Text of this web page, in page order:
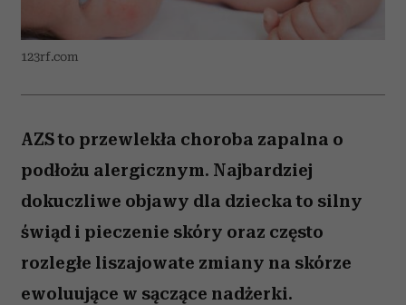
123rf.com
AZS to przewlekła choroba zapalna o
podłożu alergicznym. Najbardziej
dokuczliwe objawy dla dziecka to silny
świąd i pieczenie skóry oraz często
rozległe liszajowate zmiany na skórze
ewoluujące w sączące nadżerki.